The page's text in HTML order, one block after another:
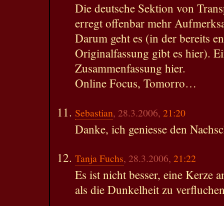
Die deutsche Sektion von
erregt offenbar mehr
Darum geht es (in der bereits
Originalfassung gibt es hier).
Zusammenfassung hier.
Online Focus, Tomorro…
Sebastian, 28.3.2006, 21:20
Danke, ich geniesse den
Tanja Fuchs, 28.3.2006, 21:22
Es ist nicht besser, eine Kerze
als die Dunkelheit zu